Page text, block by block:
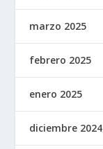
marzo 2025
febrero 2025
enero 2025
diciembre 2024